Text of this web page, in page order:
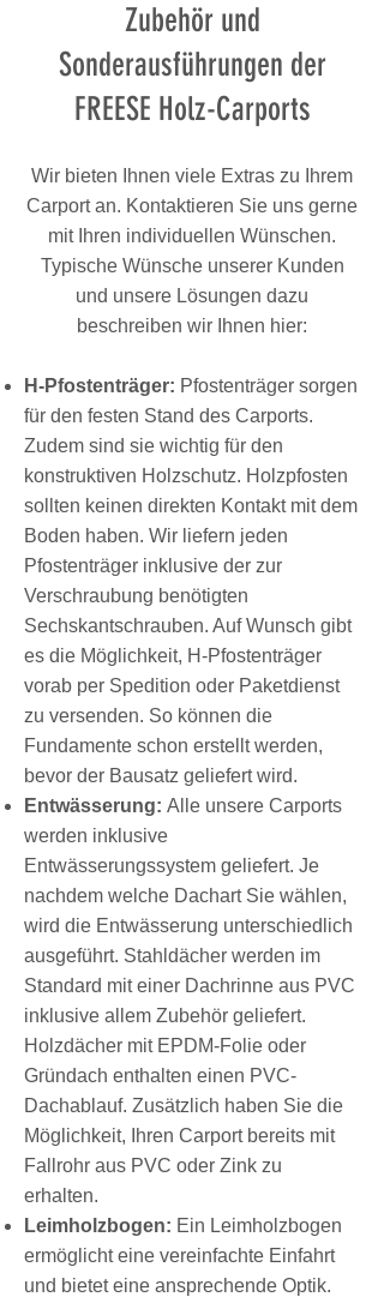
Zubehör und
Sonderausführungen der
FREESE Holz-Carports
Wir bieten Ihnen viele Extras zu Ihrem
Carport an. Kontaktieren Sie uns gerne
mit Ihren individuellen Wünschen.
Typische Wünsche unserer Kunden
und unsere Lösungen dazu
beschreiben wir Ihnen hier:
H-Pfostenträger: Pfostenträger sorgen
für den festen Stand des Carports.
Zudem sind sie wichtig für den
konstruktiven Holzschutz. Holzpfosten
sollten keinen direkten Kontakt mit dem
Boden haben. Wir liefern jeden
Pfostenträger inklusive der zur
Verschraubung benötigten
Sechskantschrauben. Auf Wunsch gibt
es die Möglichkeit, H-Pfostenträger
vorab per Spedition oder Paketdienst
zu versenden. So können die
Fundamente schon erstellt werden,
bevor der Bausatz geliefert wird.
Entwässerung: Alle unsere Carports
werden inklusive
Entwässerungssystem geliefert. Je
nachdem welche Dachart Sie wählen,
wird die Entwässerung unterschiedlich
ausgeführt. Stahldächer werden im
Standard mit einer Dachrinne aus PVC
inklusive allem Zubehör geliefert.
Holzdächer mit EPDM-Folie oder
Gründach enthalten einen PVC-
Dachablauf. Zusätzlich haben Sie die
Möglichkeit, Ihren Carport bereits mit
Fallrohr aus PVC oder Zink zu
erhalten.
Leimholzbogen: Ein Leimholzbogen
ermöglicht eine vereinfachte Einfahrt
und bietet eine ansprechende Optik.